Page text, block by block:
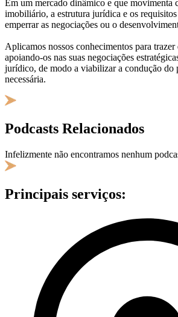
Em um mercado dinâmico e que movimenta
imobiliário, a estrutura jurídica e os
emperrar as negociações ou o
Aplicamos nossos conhecimentos para trazer
apoiando-os nas suas negociações
jurídico, de modo a viabilizar a condução do
necessária.
Podcasts Relacionados
Infelizmente não encontramos nenhum
Principais serviços: